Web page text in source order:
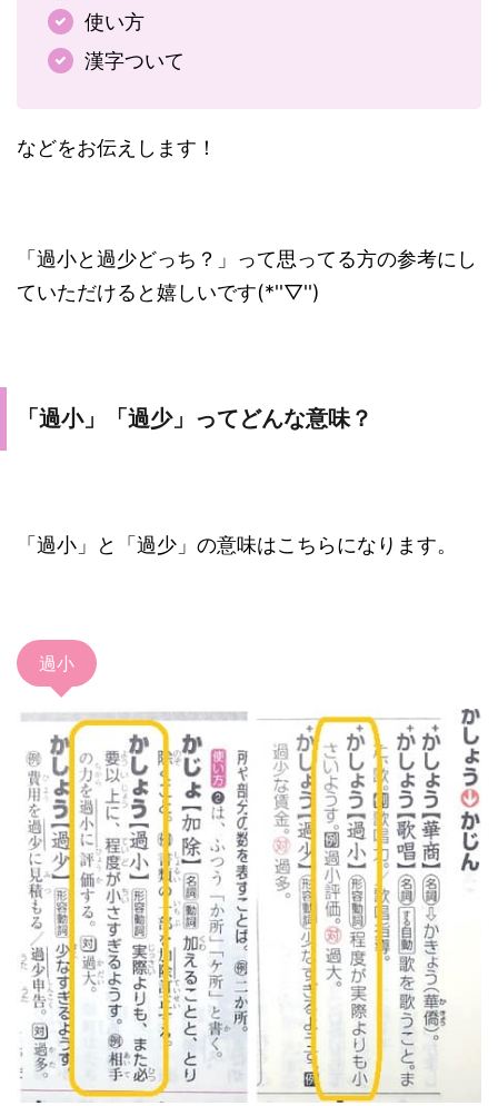
使い方
漢字ついて
などをお伝えします！
「過小と過少どっち？」って思ってる方の参考にし
ていただけると嬉しいです(*''▽'')
「過小」「過少」ってどんな意味？
「過小」と「過少」の意味はこちらになります。
過小